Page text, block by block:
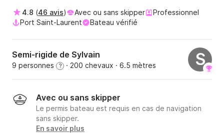
4.8 (46 avis) Avec ou sans skipper
Professionnel
Port Saint-Laurent
Bateau vérifié
Semi-rigide de Sylvain
9 personnes ? · 200 chevaux · 6.5 mètres S
Avec ou sans skipper
Le permis bateau est requis en cas de navigation
sans skipper.
En savoir plus